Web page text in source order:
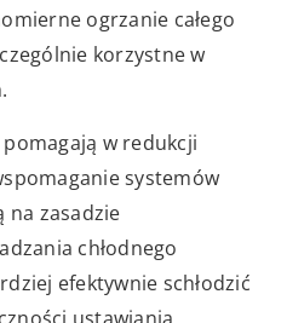
ogrzanie całego
korzystne w
w redukcji
systemów
na zasadzie
chłodnego
efektywnie schłodzić